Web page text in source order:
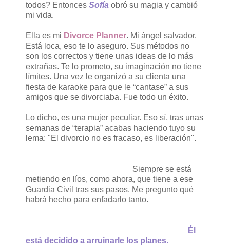
todos? Entonces Sofía obró su magia y cambió
mi vida.
Ella es mi Divorce Planner. Mi ángel salvador.
Está loca, eso te lo aseguro. Sus métodos no
son los correctos y tiene unas ideas de lo más
extrañas. Te lo prometo, su imaginación no tiene
límites. Una vez le organizó a su clienta una
fiesta de karaoke para que le “cantase” a sus
amigos que se divorciaba. Fue todo un éxito.
Lo dicho, es una mujer peculiar. Eso sí, tras unas
semanas de “terapia” acabas haciendo tuyo su
lema: "El divorcio no es fracaso, es liberación".
Siempre se está
metiendo en líos, como ahora, que tiene a ese
Guardia Civil tras sus pasos. Me pregunto qué
habrá hecho para enfadarlo tanto.
Él
está decidido a arruinarle los planes.